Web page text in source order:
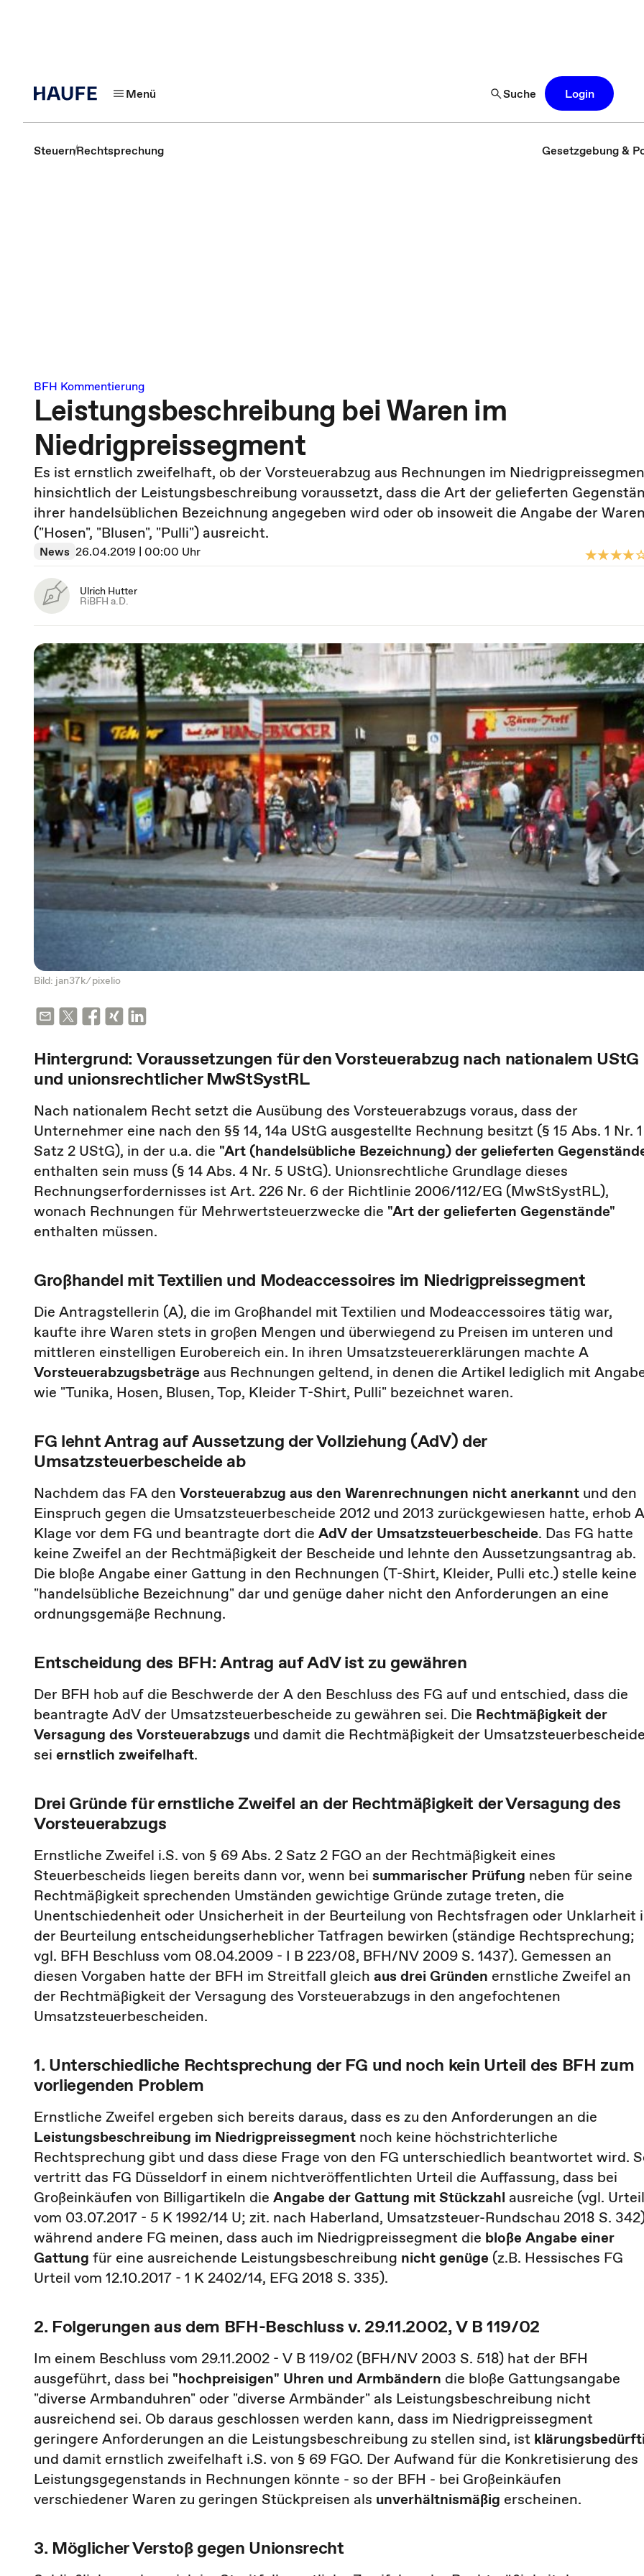
Menü Suche Login
SteuernRechtsprechung Gesetzgebung &
BFH Kommentierung
Leistungsbeschreibung bei Waren im
Niedrigpreissegment
Es ist ernstlich zweifelhaft, ob der Vorsteuerabzug aus Rechnungen im
hinsichtlich der Leistungsbeschreibung voraussetzt, dass die Art der gelieferten
ihrer handelsüblichen Bezeichnung angegeben wird oder ob insoweit die Angabe der
("Hosen", "Blusen", "Pulli") ausreicht.
News 26.04.2019 | 00:00 Uhr
Ulrich Hutter
RiBFH a.D.
Bild: jan37k ⁄pixelio
Hintergrund: Voraussetzungen für den Vorsteuerabzug nach nationalem UStG
und unionsrechtlicher MwStSystRL
Nach nationalem Recht setzt die Ausübung des Vorsteuerabzugs voraus, dass der
Unternehmer eine nach den §§ 14, 14a UStG ausgestellte Rechnung besitzt (§ 15 Abs. 1 Nr. 1
Satz 2 UStG), in der u.a. die "Art (handelsübliche Bezeichnung) der gelieferten
enthalten sein muss (§ 14 Abs. 4 Nr. 5 UStG). Unionsrechtliche Grundlage dieses
Rechnungserfordernisses ist Art. 226 Nr. 6 der Richtlinie 2006/112/EG (MwStSystRL),
wonach Rechnungen für Mehrwertsteuerzwecke die "Art der gelieferten Gegenstände"
enthalten müssen.
Großhandel mit Textilien und Modeaccessoires im Niedrigpreissegment
Die Antragstellerin (A), die im Großhandel mit Textilien und Modeaccessoires tätig war,
kaufte ihre Waren stets in großen Mengen und überwiegend zu Preisen im unteren und
mittleren einstelligen Eurobereich ein. In ihren Umsatzsteuererklärungen machte A
Vorsteuerabzugsbeträge aus Rechnungen geltend, in denen die Artikel lediglich mit
wie "Tunika, Hosen, Blusen, Top, Kleider T-Shirt, Pulli" bezeichnet waren.
FG lehnt Antrag auf Aussetzung der Vollziehung (AdV) der
Umsatzsteuerbescheide ab
Nachdem das FA den Vorsteuerabzug aus den Warenrechnungen nicht anerkannt und den
Einspruch gegen die Umsatzsteuerbescheide 2012 und 2013 zurückgewiesen hatte, erhob A
Klage vor dem FG und beantragte dort die AdV der Umsatzsteuerbescheide. Das FG hatte
keine Zweifel an der Rechtmäßigkeit der Bescheide und lehnte den Aussetzungsantrag ab.
Die bloße Angabe einer Gattung in den Rechnungen (T-Shirt, Kleider, Pulli etc.) stelle keine
"handelsübliche Bezeichnung" dar und genüge daher nicht den Anforderungen an eine
ordnungsgemäße Rechnung.
Entscheidung des BFH: Antrag auf AdV ist zu gewähren
Der BFH hob auf die Beschwerde der A den Beschluss des FG auf und entschied, dass die
beantragte AdV der Umsatzsteuerbescheide zu gewähren sei. Die Rechtmäßigkeitder
Versagung des Vorsteuerabzugs und damit die Rechtmäßigkeit der
sei ernstlich zweifelhaft.
Drei Gründe für ernstliche Zweifel an der Rechtmäßigkeit der Versagung des
Vorsteuerabzugs
Ernstliche Zweifel i.S. von § 69 Abs. 2 Satz 2 FGO an der Rechtmäßigkeit eines
Steuerbescheids liegen bereits dann vor, wenn bei summarischer Prüfung neben für seine
Rechtmäßigkeit sprechenden Umständen gewichtige Gründe zutage treten, die
Unentschiedenheit oder Unsicherheit in der Beurteilung von Rechtsfragen oder Unklarheit
der Beurteilung entscheidungserheblicher Tatfragen bewirken (ständige Rechtsprechung;
vgl. BFH Beschluss vom 08.04.2009 - I B 223/08, BFH/NV 2009 S. 1437). Gemessen an
diesen Vorgaben hatte der BFH im Streitfall gleich aus drei Gründen ernstliche Zweifel an
der Rechtmäßigkeit der Versagung des Vorsteuerabzugs in den angefochtenen
Umsatzsteuerbescheiden.
1. Unterschiedliche Rechtsprechung der FG und noch kein Urteil des BFH zum
vorliegenden Problem
Ernstliche Zweifel ergeben sich bereits daraus, dass es zu den Anforderungen an die
Leistungsbeschreibung im Niedrigpreissegment noch keine höchstrichterliche
Rechtsprechung gibt und dass diese Frage von den FG unterschiedlich beantwortet wird.
vertritt das FG Düsseldorf in einem nichtveröffentlichten Urteil die Auffassung, dass bei
Großeinkäufen von Billigartikeln die Angabe der Gattung mit Stückzahl ausreiche (vgl. Urteil
vom 03.07.2017 - 5 K 1992/14 U; zit. nach Haberland, Umsatzsteuer-Rundschau 2018 S.
während andere FG meinen, dass auch im Niedrigpreissegment die bloße Angabe einer
Gattung für eine ausreichende Leistungsbeschreibung nicht genüge (z.B. Hessisches FG
Urteil vom 12.10.2017 - 1 K 2402/14, EFG 2018 S. 335).
2. Folgerungen aus dem BFH-Beschluss v. 29.11.2002, V B 119/02
Im einem Beschluss vom 29.11.2002 - V B 119/02 (BFH/NV 2003 S. 518) hat der BFH
ausgeführt, dass bei "hochpreisigen" Uhren und Armbändern die bloße Gattungsangabe
"diverse Armbanduhren" oder "diverse Armbänder" als Leistungsbeschreibung nicht
ausreichend sei. Ob daraus geschlossen werden kann, dass im Niedrigpreissegment
geringere Anforderungen an die Leistungsbeschreibung zu stellen sind, ist
und damit ernstlich zweifelhaft i.S. von § 69 FGO. Der Aufwand für die Konkretisierung des
Leistungsgegenstands in Rechnungen könnte - so der BFH - bei Großeinkäufen
verschiedener Waren zu geringen Stückpreisen als unverhältnismäßig erscheinen.
3. Möglicher Verstoß gegen Unionsrecht